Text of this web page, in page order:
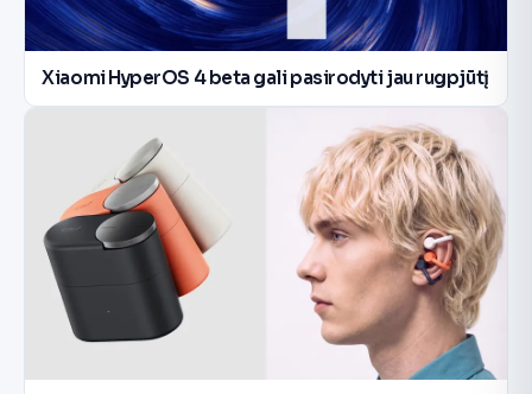
Xiaomi HyperOS 4 beta gali pasirodyti jau rugpjūtį